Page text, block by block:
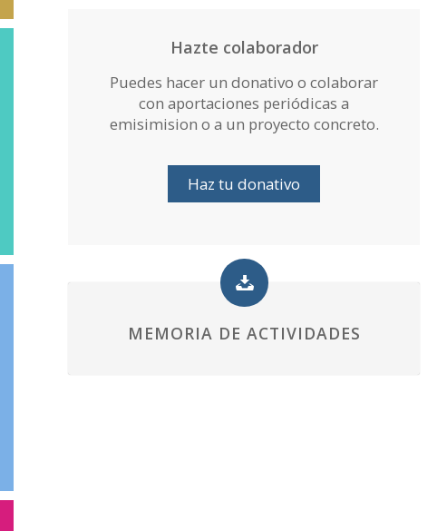
Hazte colaborador
Puedes hacer un donativo o colaborar
con aportaciones periódicas a
emisimision o a un proyecto concreto.
Haz tu donativo
MEMORIA DE ACTIVIDADES